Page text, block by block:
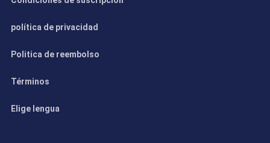
política de privacidad
Politica de reembolso
Términos
Elige lengua